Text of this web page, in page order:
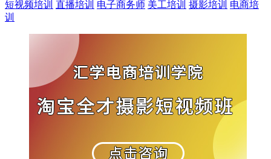
短视频培训 直播培训 电子商务师 美工培训 摄影培训 电商培
训